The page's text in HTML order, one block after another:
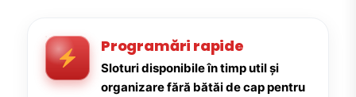
Programări rapide
Sloturi disponibile în timp util și
organizare fără bătăi de cap pentru